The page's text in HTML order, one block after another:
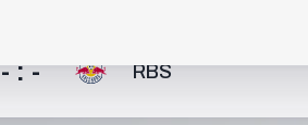
- : - RBS